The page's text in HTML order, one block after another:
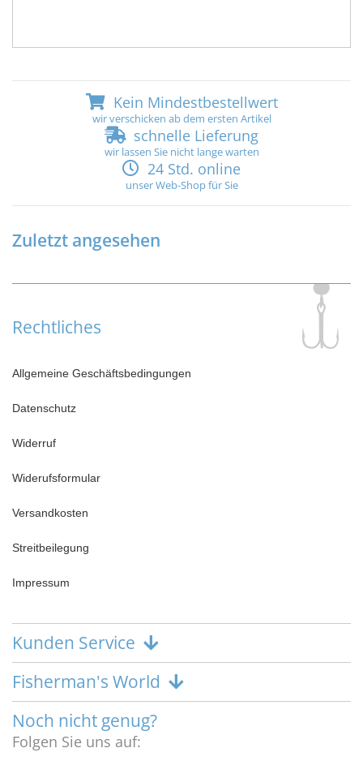
Kein Mindestbestellwert
wir verschicken ab dem ersten Artikel
schnelle Lieferung
wir lassen Sie nicht lange warten
24 Std. online
unser Web-Shop für Sie
Zuletzt angesehen
Rechtliches
Allgemeine Geschäftsbedingungen
Datenschutz
Widerruf
Widerufsformular
Versandkosten
Streitbeilegung
Impressum
Kunden Service
Fisherman's World
Noch nicht genug?
Folgen Sie uns auf: